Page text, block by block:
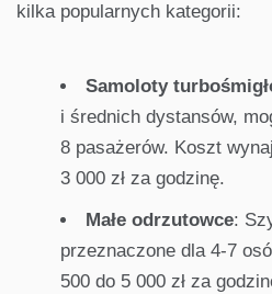
kilka popularnych kategorii:
Samoloty
i średnich dystansów,
8 pasażerów. Koszt
3 000 zł za godzinę.
Małe odrzutowce:
przeznaczone dla 4-7
500 do 5 000 zł za